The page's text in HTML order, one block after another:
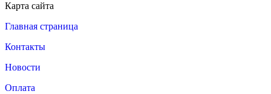
Карта сайта
Главная страница
Контакты
Новости
Оплата